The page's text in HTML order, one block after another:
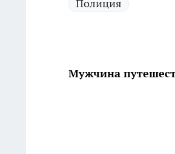
Полиция
Мужчина